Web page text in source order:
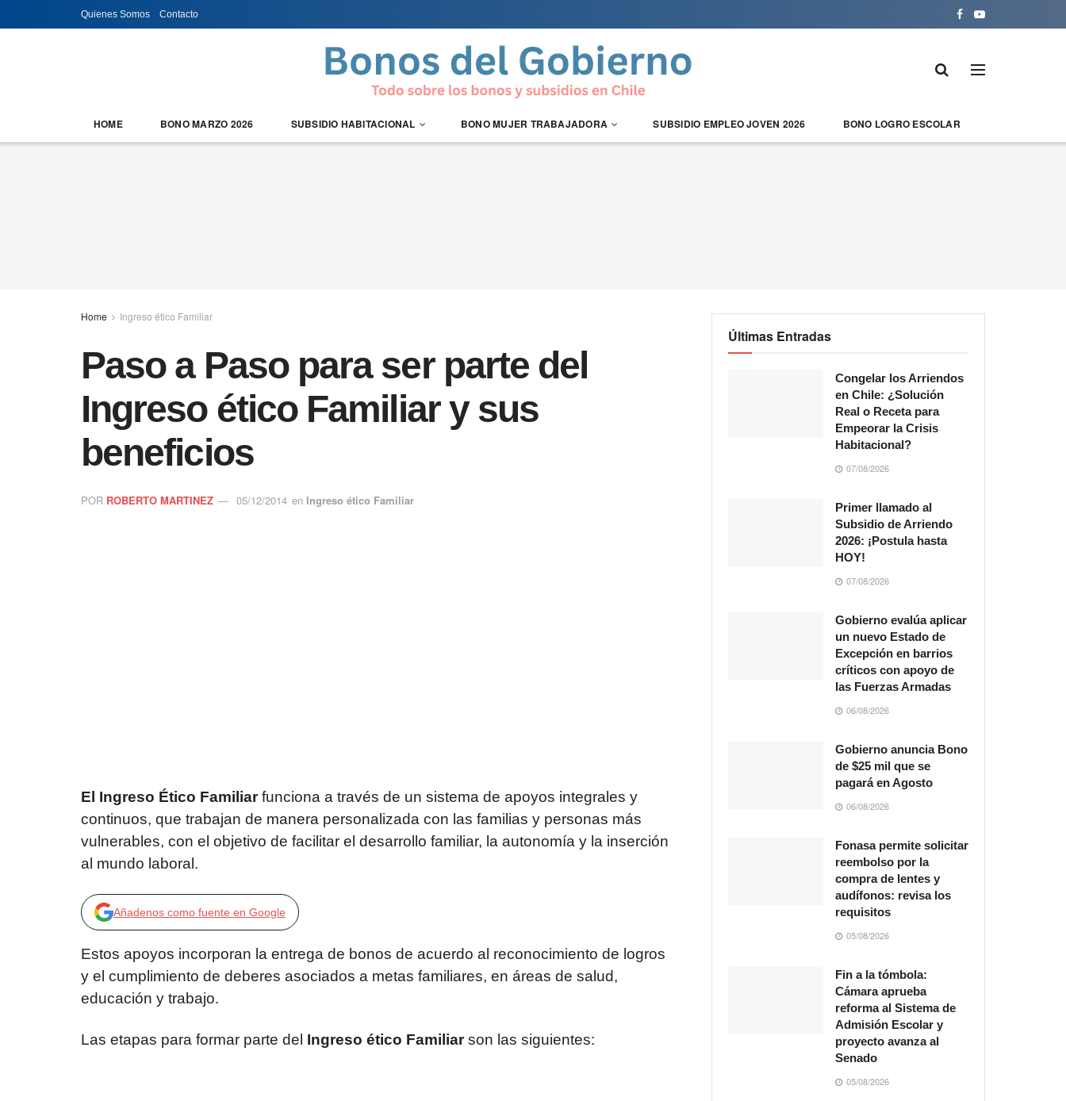
Quienes Somos Contacto
HOME BONO MARZO 2026 SUBSIDIO HABITACIONAL BONO MUJER TRABAJADORA SUBSIDIO EMPLEO JOVEN 2026 BONO LOGRO ESCOLAR
Home Ingreso ético Familiar
Paso a Paso para ser parte del
Ingreso ético Familiar y sus
beneficios
POR ROBERTO MARTINEZ 05/12/2014 en Ingreso ético Familiar
El Ingreso Ético Familiarfunciona a través de un sistema de apoyos integrales y
continuos, que trabajan de manera personalizada con las familias y personas más
vulnerables, con el objetivo de facilitar el desarrollo familiar, la autonomía y la inserción
al mundo laboral.
Añadenos como fuente en Google
Estos apoyos incorporan la entrega de bonos de acuerdo al reconocimiento de logros
y el cumplimiento de deberes asociados a metas familiares, en áreas de salud,
educación y trabajo.
Las etapas para formar parte del Ingreso ético Familiarson las siguientes:
Últimas Entradas
Congelar los Arriendos
en Chile: ¿Solución
Real o Receta para
Empeorar la Crisis
Habitacional?
07/08/2026
Primer llamado al
Subsidio de Arriendo
2026: ¡Postula hasta
HOY!
07/08/2026
Gobierno evalúa aplicar
un nuevo Estado de
Excepción en barrios
críticos con apoyo de
las Fuerzas Armadas
06/08/2026
Gobierno anuncia Bono
de $25 mil que se
pagará en Agosto
06/08/2026
Fonasa permite solicitar
reembolso por la
compra de lentes y
audífonos: revisa los
requisitos
05/08/2026
Fin a la tómbola:
Cámara aprueba
reforma al Sistema de
Admisión Escolar y
proyecto avanza al
Senado
05/08/2026